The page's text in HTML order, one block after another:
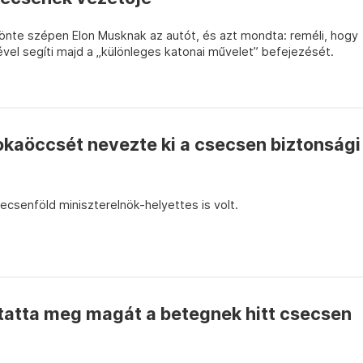
szépen Elon Musknak az autót, és azt mondta: reméli, hogy
segíti majd a „különleges katonai művelet” befejezését.
nevezte ki a csecsen biztonsági
miniszterelnök-helyettes is volt.
meg magát a betegnek hitt csecsen